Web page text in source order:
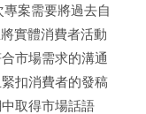
案需要將過去自
實體消費者活動
市場需求的溝通
扣消費者的發稿
取得市場話語